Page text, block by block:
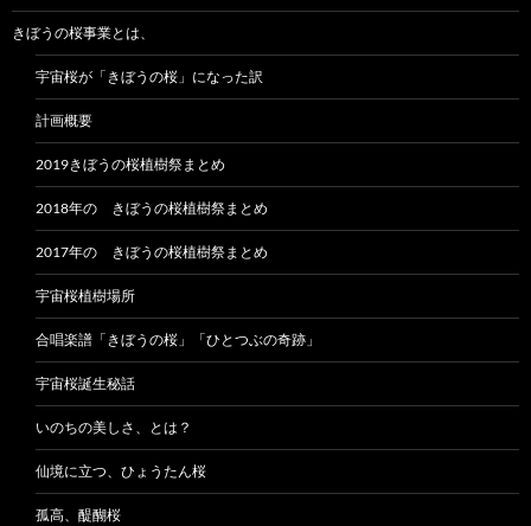
きぼうの桜事業とは、
宇宙桜が「きぼうの桜」になった訳
計画概要
2019きぼうの桜植樹祭まとめ
2018年の きぼうの桜植樹祭まとめ
2017年の きぼうの桜植樹祭まとめ
宇宙桜植樹場所
合唱楽譜「きぼうの桜」「ひとつぶの奇跡」
宇宙桜誕生秘話
いのちの美しさ、とは？
仙境に立つ、ひょうたん桜
孤高、醍醐桜